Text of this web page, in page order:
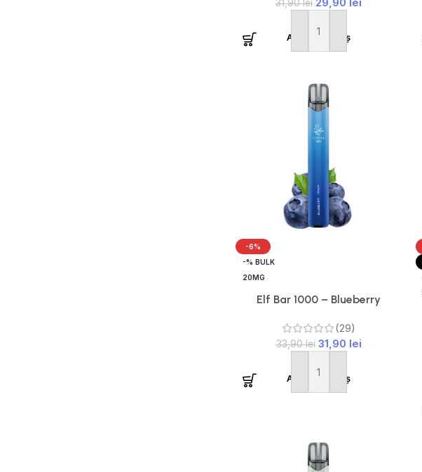
31,90lei
Adaugă în coș
-6%
-% BULK
20MG
Elf Bar 1000 – Blueberry
(29)
33,90lei 31,90 lei
Adaugă în coș